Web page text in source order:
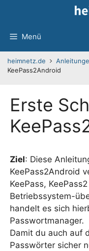
Menü
heimnetz.de
KeePass2Android
Erste
Ziel: Diese
KeePass2Android
KeePass,
Betriebssystem-
handelt es sich
Passwortmanager.
Damit du auch auf
Passwörter sicher